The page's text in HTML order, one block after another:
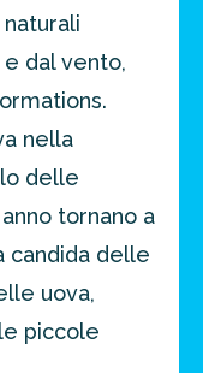
e dal vento,
nella
delle
tornano a
candida delle
uova,
piccole